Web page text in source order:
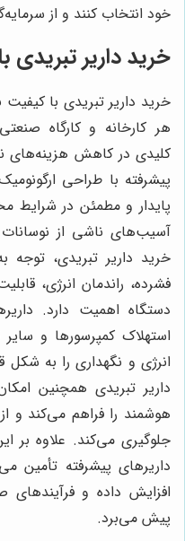
خود انتخاب کنند و از
خرید داریر تبریدی
خرید داریر تبریدی با
هر کارخانه و کارگاه
کلیدی در کاهش هزینه‌های
پیشرفته با طراحی
پایدار و مطمئن در شرایط
آسیب‌های ناشی از
خرید داریر تبریدی، توجه
فشرده، راندمان انرژی،
دستگاه اهمیت دارد.
استهلاک کمپرسورها و
انرژی و نگهداری را به
داریر تبریدی همچنین
هوشمند را فراهم می‌کند و
جلوگیری می‌کند. علاوه بر
داریرهای پیشرفته تأمین
افزایش داده و
پیش می‌برد.